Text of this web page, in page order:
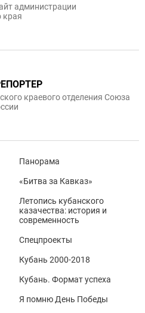
администрации
края
краевого отделения Союза
Панорама
«Битва за Кавказ»
Летопись кубанского
казачества: история и
современность
Спецпроекты
Кубань 2000-2018
Кубань. Формат успеха
Я помню День Победы